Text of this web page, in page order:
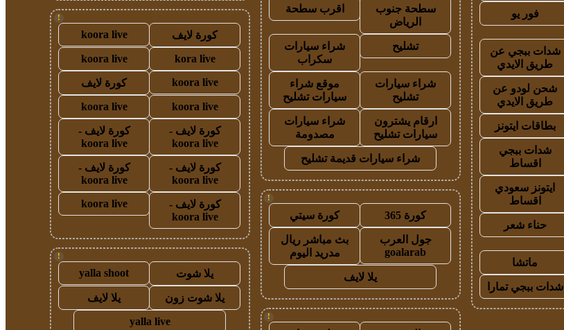
فور يو
شدات ببجي عن
طريق الايدي
شحن لودو عن
طريق الايدي
بطاقات ايتونز
شدات ببجي
اقساط
ايتونز سعودي
اقساط
حناء شعر
ماتشا
شدات ببجي تمارا
سطحة جنوب
الرياض
اقرب سطحة
تشليح
شراء سيارات
سكراب
شراء سيارات
تشليح
موقع شراء
سيارات تشليح
ارقام يشترون
سيارات تشليح
شراء سيارات
مصدومة
شراء سيارات قديمة تشليح
!
كورة 365 كورة سيتي
جول العرب
goalarab
بث مباشر ريال
مدريد اليوم
يلا لايف
!
!
كورة لايف koora live
kora live
koora live
koora live
كورة لايف
koora live
koora live
كورة لايف -
koora live
كورة لايف -
koora live
كورة لايف -
koora live
كورة لايف -
koora live
كورة لايف -
koora live
koora live
!
يلا شوت yalla shoot
يلا شوت زون
يلا لايف
yalla live